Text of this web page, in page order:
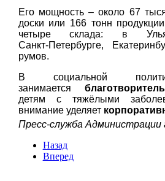
Его мощность – около 67
доски или 166 тонн
четыре склада: в
Санкт‑Петербурге,
румов.
В социальной
занимается
детям с тяжёлыми
внимание уделяет
Пресс-служба Администрации
Назад
Вперед